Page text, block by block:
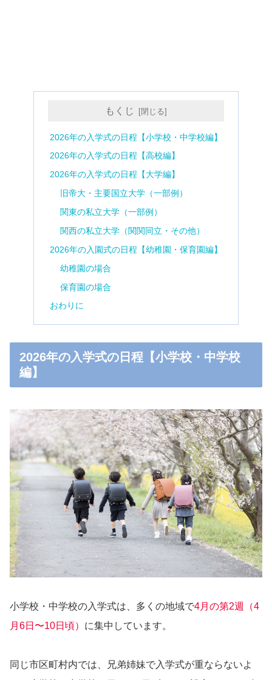
もくじ
2026年の入学式の日程【小学校・中学校編】
2026年の入学式の日程【高校編】
2026年の入学式の日程【大学編】
旧帝大・主要国立大学（一部例）
関東の私立大学（一部例）
関西の私立大学（関関同立・その他）
2026年の入園式の日程【幼稚園・保育園編】
幼稚園の場合
保育園の場合
おわりに
2026年の入学式の日程【小学校・中学校
編】
小学校・中学校の入学式は、多くの地域で4月の第2週（4
月6日〜10日頃） に集中しています。
同じ市区町村内では、兄弟姉妹で入学式が重ならないよ